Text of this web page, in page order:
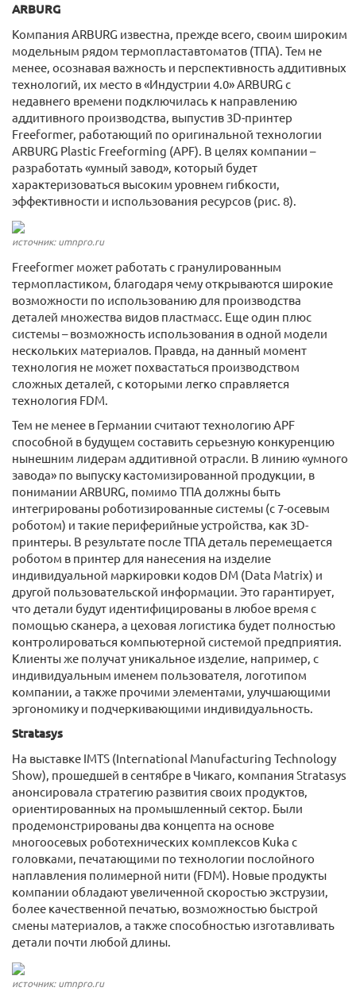
ARBURG
Компания ARBURG известна, прежде всего, своим широким
модельным рядом термопластавтоматов (ТПА). Тем не
менее, осознавая важность и перспективность аддитивных
технологий, их место в «Индустрии 4.0» ARBURG с
недавнего времени подключилась к направлению
аддитивного производства, выпустив 3D-принтер
Freeformer, работающий по оригинальной технологии
ARBURG Plastic Freeforming (APF). В целях компании –
разработать «умный завод», который будет
характеризоваться высоким уровнем гибкости,
эффективности и использования ресурсов (рис. 8).
источник: umnpro.ru
Freeformer может работать с гранулированным
термопластиком, благодаря чему открываются широкие
возможности по использованию для производства
деталей множества видов пластмасс. Еще один плюс
системы – возможность использования в одной модели
нескольких материалов. Правда, на данный момент
технология не может похвастаться производством
сложных деталей, с которыми легко справляется
технология FDM.
Тем не менее в Германии считают технологию APF
способной в будущем составить серьезную конкуренцию
нынешним лидерам аддитивной отрасли. В линию «умного
завода» по выпуску кастомизированной продукции, в
понимании ARBURG, помимо ТПА должны быть
интегрированы роботизированные системы (с 7-осевым
роботом) и такие периферийные устройства, как 3D-
принтеры. В результате после ТПА деталь перемещается
роботом в принтер для нанесения на изделие
индивидуальной маркировки кодов DM (Data Matrix) и
другой пользовательской информации. Это гарантирует,
что детали будут идентифицированы в любое время с
помощью сканера, а цеховая логистика будет полностью
контролироваться компьютерной системой предприятия.
Клиенты же получат уникальное изделие, например, с
индивидуальным именем пользователя, логотипом
компании, а также прочими элементами, улучшающими
эргономику и подчеркивающими индивидуальность.
Stratasys
На выставке IMTS (International Manufacturing Technology
Show), прошедшей в сентябре в Чикаго, компания Stratasys
анонсировала стратегию развития своих продуктов,
ориентированных на промышленный сектор. Были
продемонстрированы два концепта на основе
многоосевых роботехнических комплексов Kuka с
головками, печатающими по технологии послойного
наплавления полимерной нити (FDM). Новые продукты
компании обладают увеличенной скоростью экструзии,
более качественной печатью, возможностью быстрой
смены материалов, а также способностью изготавливать
детали почти любой длины.
источник: umnpro.ru